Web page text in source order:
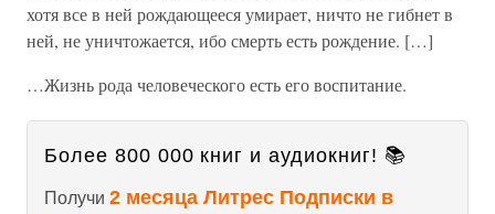
хотя все в ней рождающееся умирает, ничто не гибнет в
ней, не уничтожается, ибо смерть есть рождение. […]
…Жизнь рода человеческого есть его воспитание.
Более 800 000 книг и аудиокниг! 📚
Получи 2 месяца Литрес Подписки в